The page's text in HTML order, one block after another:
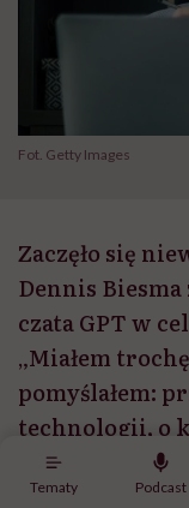
Tematy Podcast
Fot. Getty Images
Zaczęło się
Dennis Biesma
czata GPT w
„Miałem
pomyślałem:
technologii, o
mówi
Jego historia